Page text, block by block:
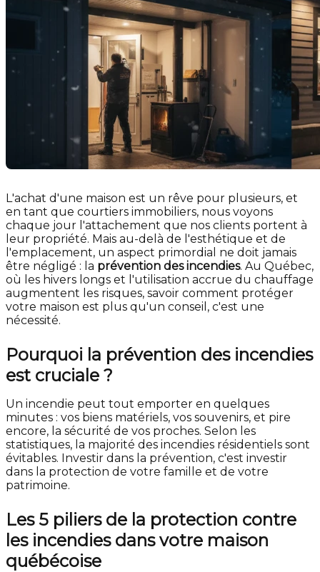
L'achat d'une maison est un rêve pour plusieurs, et
en tant que courtiers immobiliers, nous voyons
chaque jour l'attachement que nos clients portent à
leur propriété. Mais au-delà de l'esthétique et de
l'emplacement, un aspect primordial ne doit jamais
être négligé : la prévention des incendies. Au Québec,
où les hivers longs et l'utilisation accrue du chauffage
augmentent les risques, savoir comment protéger
votre maison est plus qu'un conseil, c'est une
nécessité.
Pourquoi la prévention des incendies
est cruciale ?
Un incendie peut tout emporter en quelques
minutes : vos biens matériels, vos souvenirs, et pire
encore, la sécurité de vos proches. Selon les
statistiques, la majorité des incendies résidentiels sont
évitables. Investir dans la prévention, c'est investir
dans la protection de votre famille et de votre
patrimoine.
Les 5 piliers de la protection contre
les incendies dans votre maison
québécoise